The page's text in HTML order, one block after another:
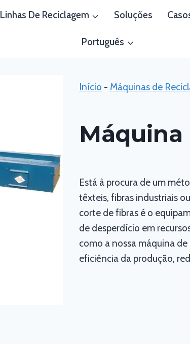
Linhas De Reciclagem Soluções
Português
Início - Máquinas de
Máquina
Está à procura de um
têxteis, fibras industriais
corte de fibras é o
de desperdício em
como a nossa máquina
eficiência da produção,